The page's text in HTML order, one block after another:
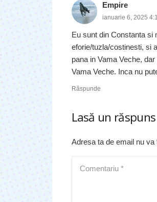
Empire
ianuarie 6, 2025
Eu sunt din Constanta si
eforie/tuzla/costinesti, si
pana in Vama Veche,
Vama Veche. Inca nu
Răspunde
Lasă un răspuns
Adresa ta de email nu va